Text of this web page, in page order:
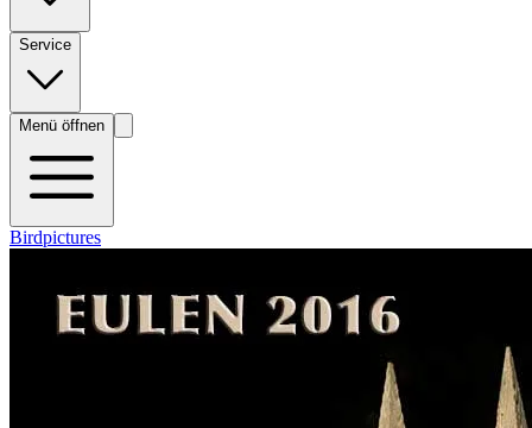
Service
Menü öffnen
Birdpictures